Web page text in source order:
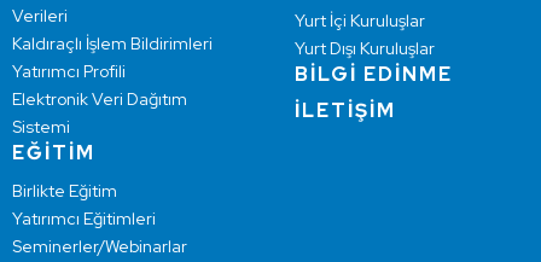
Verileri
Kaldıraçlı İşlem Bildirimleri
Yatırımcı Profili
Elektronik Veri Dağıtım
Sistemi
EĞİTİM
Birlikte Eğitim
Yatırımcı Eğitimleri
Seminerler/Webinarlar
Yurt İçi Kuruluşlar
Yurt Dışı Kuruluşlar
BİLGİ EDİNME
İLETİŞİM